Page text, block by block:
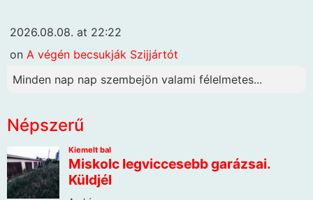
2026.08.08. at 22:22
on A végén becsukják Szijjártót
Minden nap nap szembejön valami félelmetes...
Népszerű